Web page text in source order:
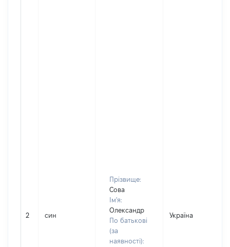
2 син
Прізвище:
Сова
Ім'я:
Олександр
По батькові
(за
наявності):
Україна